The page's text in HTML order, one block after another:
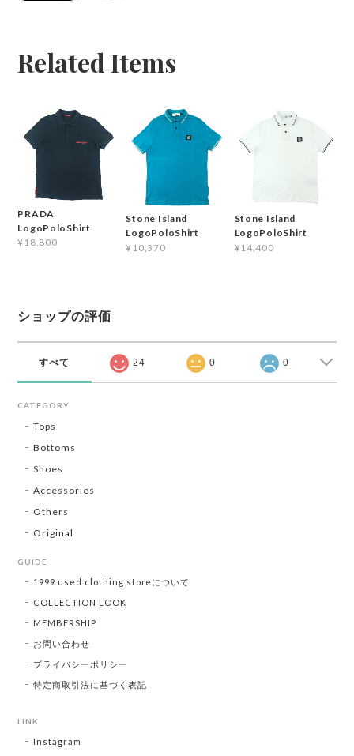
Related Items
PRADA
LogoPoloShirt
¥18,800
Stone Island
LogoPoloShirt
¥10,370
Stone Island
LogoPoloShirt
¥14,400
ショップの評価
すべて 24 0 0
CATEGORY
Tops
Bottoms
Shoes
Accessories
Others
Original
GUIDE
1999 used clothing storeについて
COLLECTION LOOK
MEMBERSHIP
お問い合わせ
プライバシーポリシー
特定商取引法に基づく表記
LINK
Instagram